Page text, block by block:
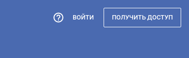
ВОЙТИ ПОЛУЧИТЬ ДОСТУП